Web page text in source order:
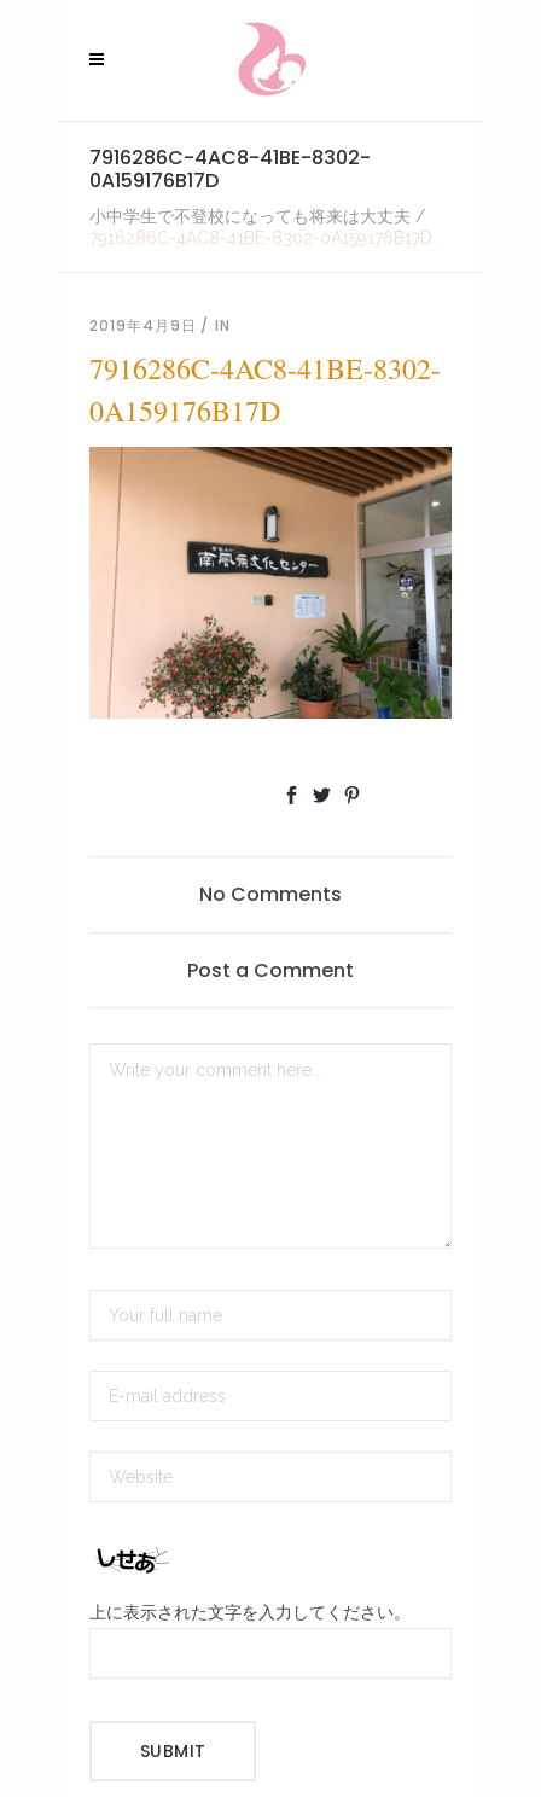
7916286C-4AC8-41BE-8302-
0A159176B17D
小中学生で不登校になっても将来は大丈夫 /
7916286C-4AC8-41BE-8302-0A159176B17D
2019年4月9日 IN
7916286C-4AC8-41BE-8302-
0A159176B17D
No Comments
Post a Comment
上に表示された文字を入力してください。
SUBMIT